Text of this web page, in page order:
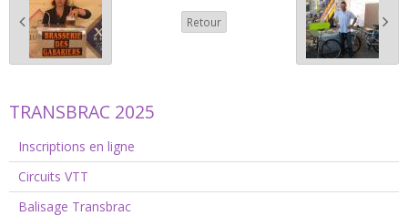
Retour
TRANSBRAC 2025
Inscriptions en ligne
Circuits VTT
Balisage Transbrac